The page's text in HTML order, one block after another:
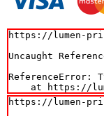
https://lumen-
Uncaught
ReferenceError:
at https://
https://lumen-